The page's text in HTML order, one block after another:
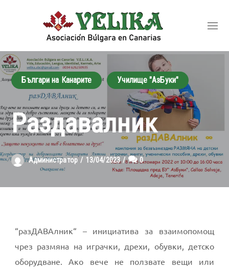
Българи на Канарите Училище "АзБуки"
Раздавалник
Администратор 13/04/2023 0
“разДАВАлник“ – инициатива за взаимопомощ
чрез размяна на играчки, дрехи, обувки, детско
оборудване. Ако вече не ползвате вещи или